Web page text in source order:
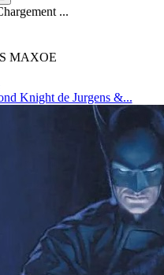
...
MAXOE
Knight de Jurgens &...